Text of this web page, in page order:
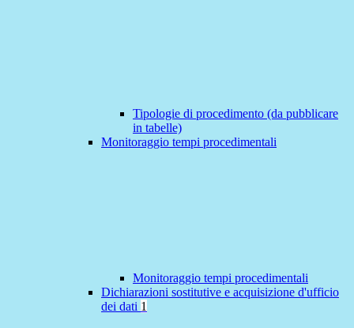
Tipologie di procedimento (da pubblicare
in tabelle)
Monitoraggio tempi procedimentali
Monitoraggio tempi procedimentali
Dichiarazioni sostitutive e acquisizione d'ufficio
dei dati 1